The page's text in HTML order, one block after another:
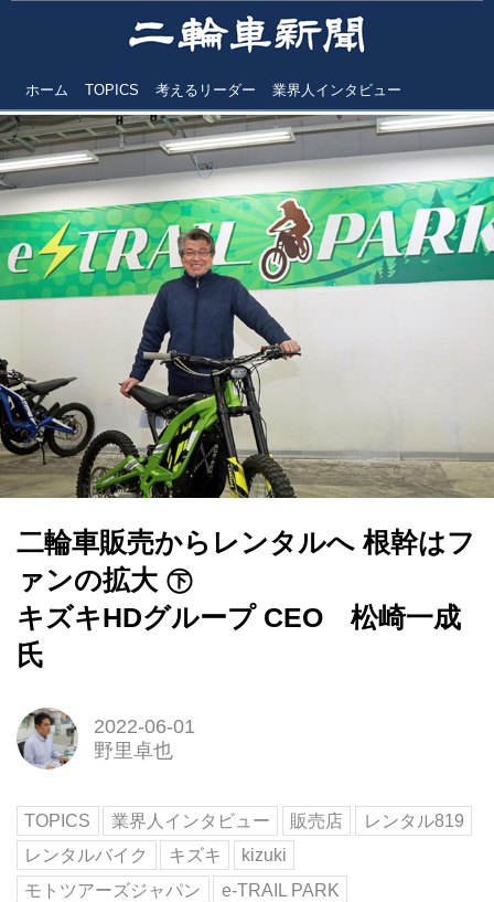
ホーム TOPICS 考えるリーダー 業界人インタビュー
二輪車販売からレンタルへ 根幹はフ
ァンの拡大 ㊦
キズキHDグループ CEO 松崎一成
氏
2022-06-01
野里卓也
TOPICS 業界人インタビュー 販売店
レンタル819
レンタルバイク
キズキ
kizuki
モトツアーズジャパン
e-TRAIL PARK